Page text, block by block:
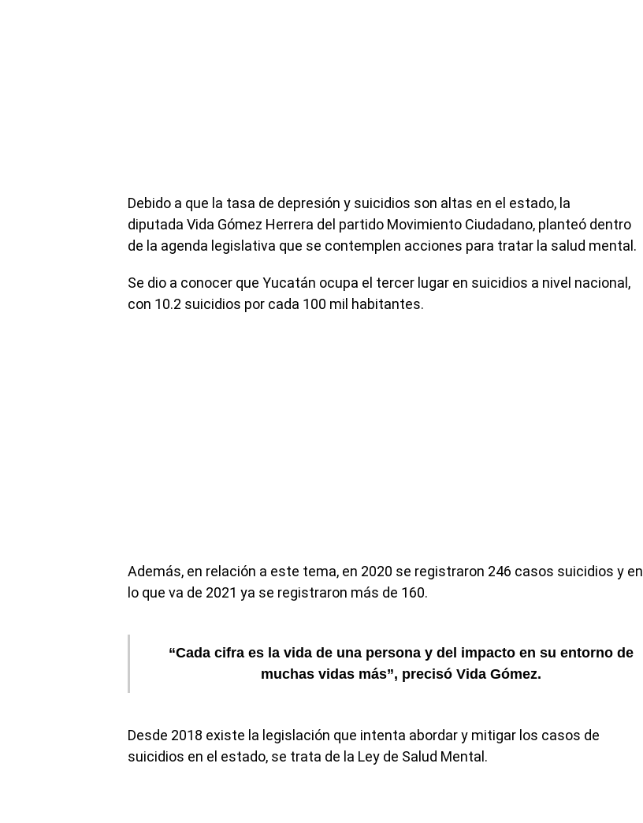
Debido a que la tasa de depresión y suicidios son altas en el estado, la
diputada Vida Gómez Herrera del partido Movimiento Ciudadano, planteó dentro
de la agenda legislativa que se contemplen acciones para tratar la salud mental.
Se dio a conocer que Yucatán ocupa el tercer lugar en suicidios a nivel nacional,
con 10.2 suicidios por cada 100 mil habitantes.
Además, en relación a este tema, en 2020 se registraron 246 casos suicidios y en
lo que va de 2021 ya se registraron más de 160.
“Cada cifra es la vida de una persona y del impacto en su entorno de
muchas vidas más”, precisó Vida Gómez.
Desde 2018 existe la legislación que intenta abordar y mitigar los casos de
suicidios en el estado, se trata de la Ley de Salud Mental.